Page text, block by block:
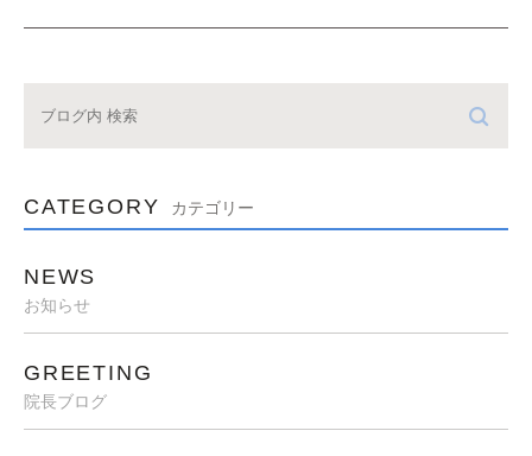
CATEGORY カテゴリー
NEWS
お知らせ
GREETING
院長ブログ